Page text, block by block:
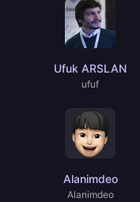
Ufuk ARSLAN
ufuf
Alanimdeo
Alanimdeo